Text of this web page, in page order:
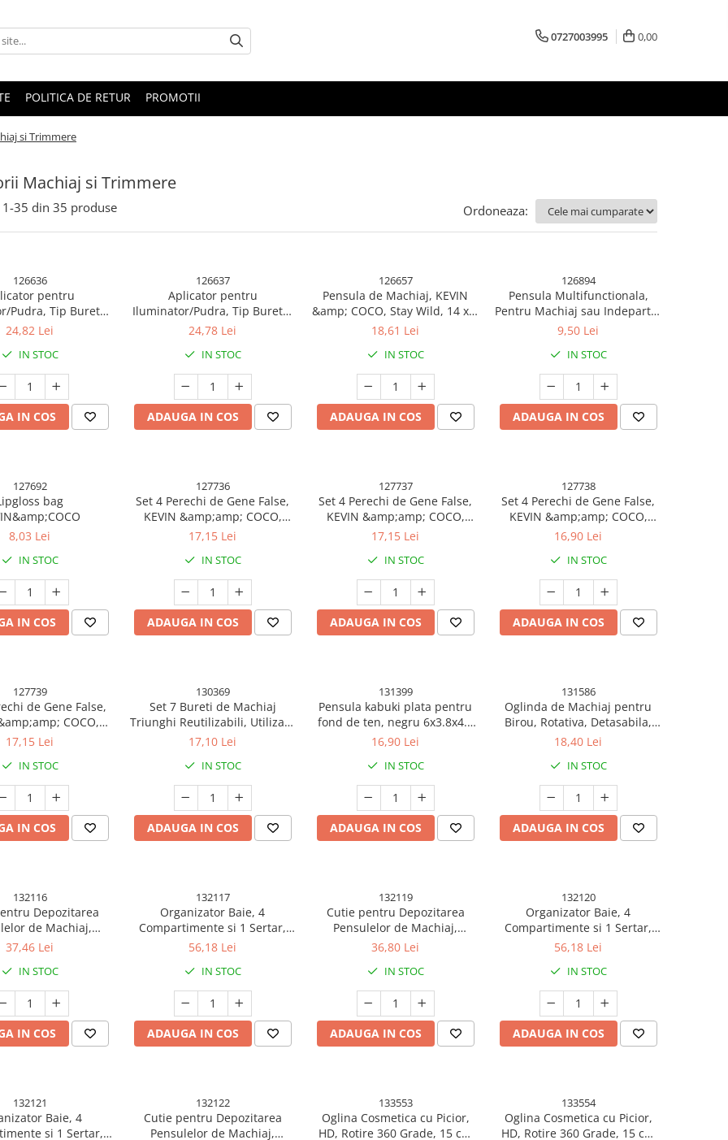
0727003995 0,00
POLITICA DE RETUR PROMOTII
si Trimmere
Machiaj si Trimmere
1-35 din 35 produse Ordoneaza:
126636
pentru
Pudra, Tip Buretel
&amp; Coco, 9.6 x
24,82 Lei
IN STOC
IN COS
126637
Aplicator pentru
Iluminator/Pudra, Tip Buretel
Pufos, Kevin &amp; Coco, 9.6 x
24,78 Lei
IN STOC
ADAUGA IN COS
126657
Pensula de Machiaj, KEVIN
&amp; COCO, Stay Wild, 14 x 4
x 1.5 cm, Roz
18,61 Lei
IN STOC
ADAUGA IN COS
126894
Pensula Multifunctionala,
Pentru Machiaj sau Indepartat
Praful din Masina, Par
Protectie, Negru
9,50 Lei
IN STOC
ADAUGA IN COS
127692
bag
8,03 Lei
IN STOC
IN COS
127736
Set 4 Perechi de Gene False,
KEVIN &amp;amp; COCO,
Marimea 2
17,15 Lei
IN STOC
ADAUGA IN COS
127737
Set 4 Perechi de Gene False,
KEVIN &amp;amp; COCO,
Marimea 3
17,15 Lei
IN STOC
ADAUGA IN COS
127738
Set 4 Perechi de Gene False,
KEVIN &amp;amp; COCO,
Marimea 4
16,90 Lei
IN STOC
ADAUGA IN COS
127739
de Gene False,
COCO,
Marimea 5
17,15 Lei
IN STOC
IN COS
130369
Set 7 Bureti de Machiaj
Triunghi Reutilizabili, Utilizare
Umeda sau Uscata, 5.5 x 5.5 x
Multicolor
17,10 Lei
IN STOC
ADAUGA IN COS
131399
Pensula kabuki plata pentru
fond de ten, negru 6x3.8x4.2
cm, Cutie Protectie
16,90 Lei
IN STOC
ADAUGA IN COS
131586
Oglinda de Machiaj pentru
Birou, Rotativa, Detasabila,
Model de Floarea Soarelui,
Depozitare, Galbena
18,40 Lei
IN STOC
ADAUGA IN COS
132116
Depozitarea
de Machiaj,
Plastic, 36 cm x 13
37,46 Lei
IN STOC
IN COS
132117
Organizator Baie, 4
Compartimente si 1 Sertar,
Rotire 360 Grade, din PP+PET,
56,18 Lei
IN STOC
ADAUGA IN COS
132119
Cutie pentru Depozitarea
Pensulelor de Machiaj,
Rotativa, Plastic, 36 cm x 13
36,80 Lei
IN STOC
ADAUGA IN COS
132120
Organizator Baie, 4
Compartimente si 1 Sertar,
Rotire 360 Grade, din PP+PET,
56,18 Lei
IN STOC
ADAUGA IN COS
132121
Baie, 4
si 1 Sertar,
132122
Cutie pentru Depozitarea
Pensulelor de Machiaj,
133553
Oglina Cosmetica cu Picior,
HD, Rotire 360 Grade, 15 cm
133554
Oglina Cosmetica cu Picior,
HD, Rotire 360 Grade, 15 cm